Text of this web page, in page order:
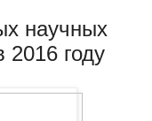
научных
2016 году